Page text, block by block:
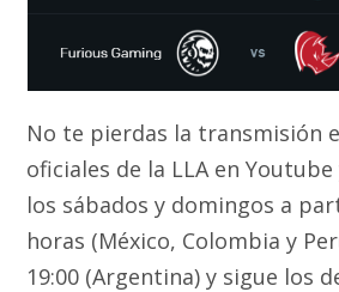
No te pierdas la transmisión
oficiales de la LLA en
los sábados y domingos a
horas (México, Colombia y
19:00 (Argentina) y sigue los